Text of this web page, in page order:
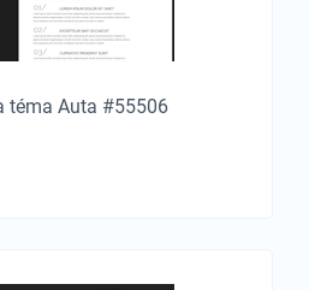
téma Auta #55506